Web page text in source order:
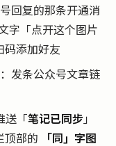
回复的那条开通消
字「点开这个图片
添加好友
：发条公众号文章链
送「笔记已同步」
顶部的
「同」字图